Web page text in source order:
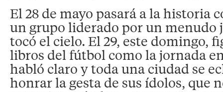
El 28 de mayo pasará a la historia
un grupo liderado por un menudo
tocó el cielo. El 29, este domingo,
libros del fútbol como la jornada
habló claro y toda una ciudad se
honrar la gesta de sus ídolos, que